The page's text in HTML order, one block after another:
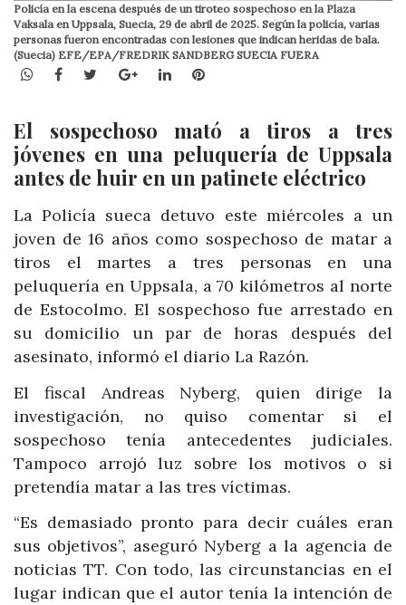
Policía en la escena después de un tiroteo sospechoso en la Plaza
Vaksala en Uppsala, Suecia, 29 de abril de 2025. Según la policía, varias
personas fueron encontradas con lesiones que indican heridas de bala.
(Suecia) EFE/EPA/FREDRIK SANDBERG SUECIA FUERA
WhatsApp
Facebook
TwitterGoogle+LinkedInPinterest
El sospechoso mató a tiros a tres
jóvenes en una peluquería de Uppsala
antes de huir en un patinete eléctrico
La Policía sueca detuvo este miércoles a un
joven de 16 años como sospechoso de matar a
tiros el martes a tres personas en una
peluquería en Uppsala, a 70 kilómetros al norte
de Estocolmo. El sospechoso fue arrestado en
su domicilio un par de horas después del
asesinato, informó el diario La Razón.
El fiscal Andreas Nyberg, quien dirige la
investigación, no quiso comentar si el
sospechoso tenía antecedentes judiciales.
Tampoco arrojó luz sobre los motivos o si
pretendía matar a las tres víctimas.
“Es demasiado pronto para decir cuáles eran
sus objetivos”, aseguró Nyberg a la agencia de
noticias TT. Con todo, las circunstancias en el
lugar indican que el autor tenía la intención de